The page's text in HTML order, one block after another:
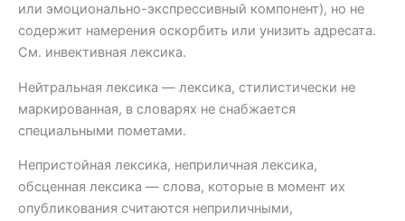
или эмоционально-экспрессивный компонент), но не
содержит намерения оскорбить или унизить адресата.
См. инвективная лексика.
Нейтральная лексика — лексика, стилистически не
маркированная, в словарях не снабжается
специальными пометами.
Непристойная лексика, неприличная лексика,
обсценная лексика — слова, которые в момент их
опубликования считаются неприличными,